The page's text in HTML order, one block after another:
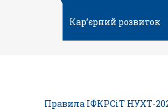
Кар’єрний розвиток
Правила ІФКРСіТ НУХТ-